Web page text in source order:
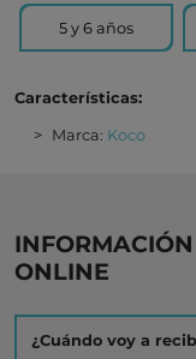
5 y 6 años
Características:
Marca: Koco
ONLINE
¿Cuándo voy a